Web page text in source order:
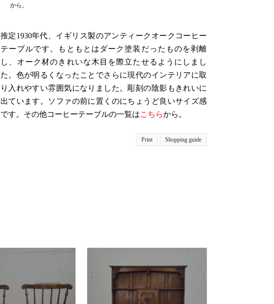
から。
推定1930年代、イギリス製のアンティークオークコーヒー
テーブルです。もともとはダーク塗装だったものを剥離
し、オーク材のきれいな木目を際立たせるようにしまし
た。色が明るくなったことでさらに現代のインテリアに取
り入れやすい雰囲気になりました。彫刻の陰影もきれいに
出ています。ソファの前に置くのにちょうど良いサイズ感
です。その他コーヒーテーブルの一覧はこちらから。
Print Shopping guide